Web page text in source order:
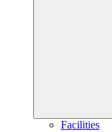
Facilities